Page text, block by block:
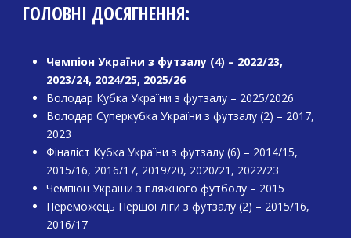
ГОЛОВНІ ДОСЯГНЕННЯ:
Чемпіон України з футзалу (4) – 2022/23,
2023/24, 2024/25, 2025/26
Володар Кубка України з футзалу – 2025/2026
Володар Суперкубка України з футзалу (2) – 2017,
2023
Фіналіст Кубка України з футзалу (6) – 2014/15,
2015/16, 2016/17, 2019/20, 2020/21, 2022/23
Чемпіон України з пляжного футболу – 2015
Переможець Першої ліги з футзалу (2) – 2015/16,
2016/17